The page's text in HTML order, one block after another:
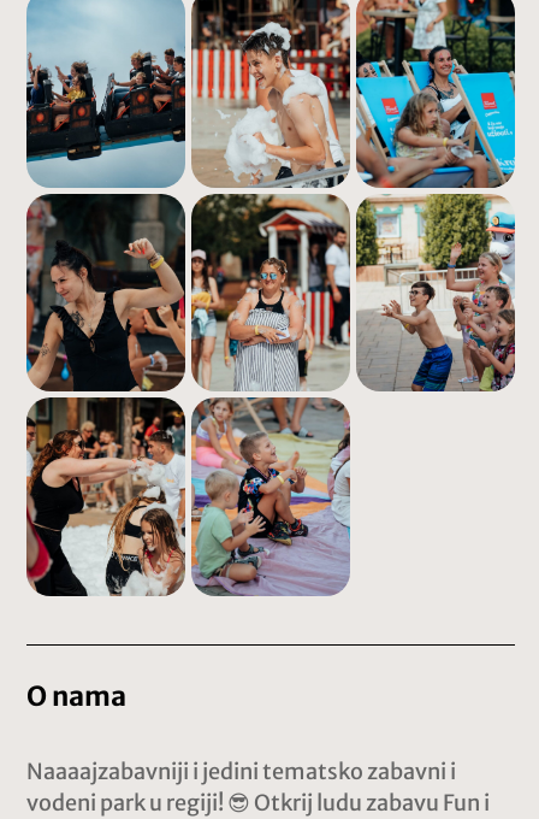
O nama
Naaaajzabavniji i jedini tematsko zabavni i
vodeni park u regiji! 😎 Otkrij ludu zabavu Fun i